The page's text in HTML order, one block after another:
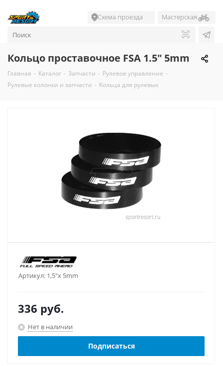
Схема проезда Мастерская
Кольцо проставочное FSA 1.5" 5mm
Главная - Каталог - Запчасти - Рулевое управление -
Рулевые колонки и запчасти - Кольца для рулевых
Артикул: 1,5"х 5mm
336 руб.
Нет в наличии
Подписаться